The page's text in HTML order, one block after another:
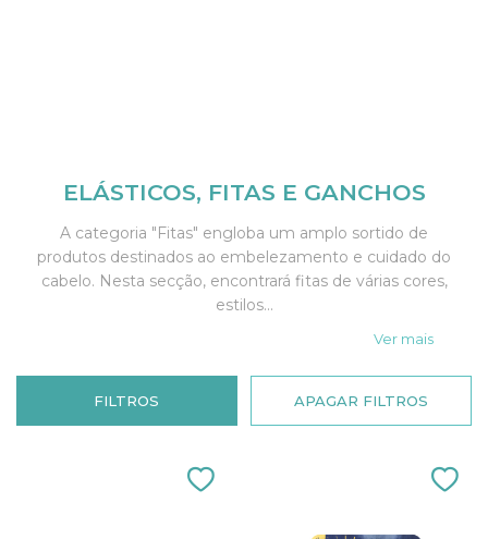
ELÁSTICOS, FITAS E GANCHOS
A categoria "Fitas" engloba um amplo sortido de
produtos destinados ao embelezamento e cuidado do
cabelo. Nesta secção, encontrará fitas de várias cores,
estilos...
Ver mais
FILTROS APAGAR FILTROS